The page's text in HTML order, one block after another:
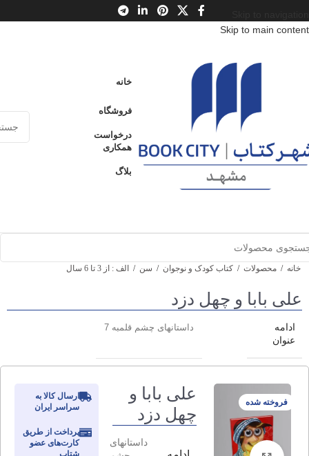
Skip to main content
خانه
فروشگاه
درخواست
همکاری
بلاگ
خانه / محصولات / کتاب کودک و نوجوان / سن / الف : از 3 تا 6 سال
علی بابا و چهل دزد
ادامه
عنوان
داستانهای چشم قلمبه 7
فروخته شده
علی بابا و
چهل دزد
داستانهای
ارسال کالا به
سراسر ایران
پرداخت از طریق
کارت‌های عضو